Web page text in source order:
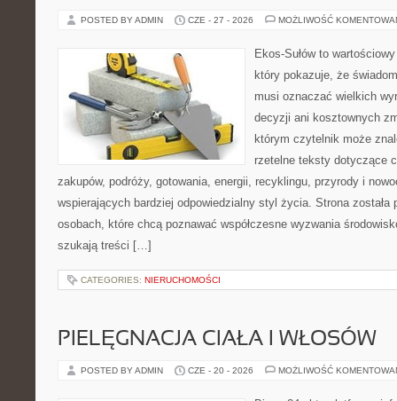
POSTED BY ADMIN CZE - 27 - 2026 MOŻLIWOŚĆ
Ekos-Sułów to
który pokazuje, że
musi oznaczać wielkich
decyzji ani kosztownych
którym czytelnik może
rzetelne teksty dotyczące
zakupów, podróży, gotowania, energii, recyklingu, przyrody i
wspierających bardziej odpowiedzialny styl życia. Strona została
osobach, które chcą poznawać współczesne wyzwania
szukają treści […]
CATEGORIES: NIERUCHOMOŚCI
PIELĘGNACJA CIAŁA I WŁOSÓW
POSTED BY ADMIN CZE - 20 - 2026 MOŻLIWOŚĆ